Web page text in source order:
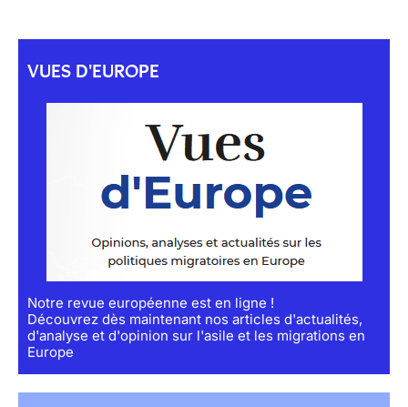
VUES D'EUROPE
Notre revue européenne est en ligne !
Découvrez dès maintenant nos articles d'actualités,
d'analyse et d'opinion sur l'asile et les migrations en
Europe